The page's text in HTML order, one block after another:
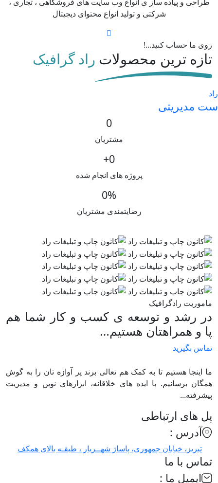
شرکتی و تولید انواع محتوای دیجیتال
روی ما حساب کنید...!
تازه ترین محصولات راد گرافیک
راد
ست مدیریتی
0
مشتریان
0
+
پروژه های انجام شده
0%
رضایتمندی مشتریان
ماموریت رادگرافیک
در رشد و توسعه ی کسب و کار شما هم
پا و همراهتان هستیم…
تماس بگیرید
ما اینجا هستیم تا به کمک هم تعالی برند پر آوازه تان را به گوش
همگان برسانیم. با ایده های خلاقانه، ابزارهای نوین و مدیریت
پیشرفته...
پل های ارتباطی
آدرس :
تبریز، خیابان جمهوری، پاساژ شهــریار ، طبقـه بالای همکف
تماس با ما
ایمیل ما :